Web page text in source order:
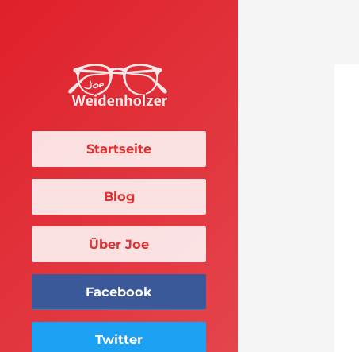
Startseite
Blog
Über Joe
Facebook
Twitter